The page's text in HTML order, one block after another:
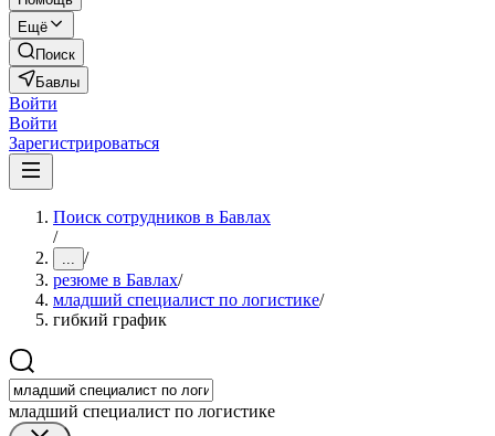
Ещё
Поиск
Бавлы
Войти
Войти
Зарегистрироваться
Поиск сотрудников в Бавлах
/
... /
резюме в Бавлах/
младший специалист по логистике/
гибкий график
младший специалист по логистике